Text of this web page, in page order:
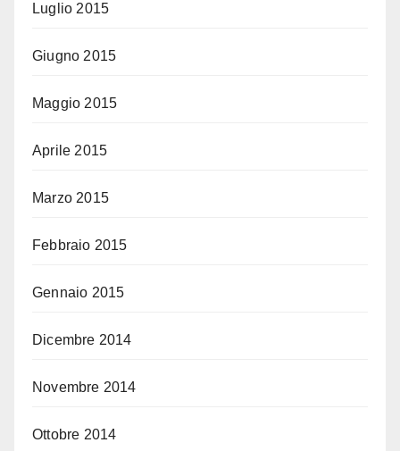
Luglio 2015
Giugno 2015
Maggio 2015
Aprile 2015
Marzo 2015
Febbraio 2015
Gennaio 2015
Dicembre 2014
Novembre 2014
Ottobre 2014